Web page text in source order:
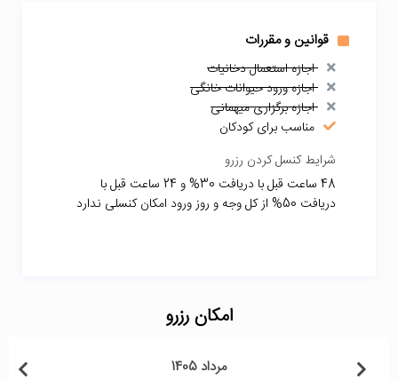
قوانین و مقررات
اجازه استعمال دخانیات
اجازه ورود حیوانات خانگی
اجازه برگزاری میهمانی
مناسب برای کودکان
شرایط کنسل کردن رزرو
48 ساعت قبل با دریافت 30% و 24 ساعت قبل با
دریافت 50% از کل وجه و روز ورود امکان کنسلی ندارد
امکان رزرو
مرداد 1405